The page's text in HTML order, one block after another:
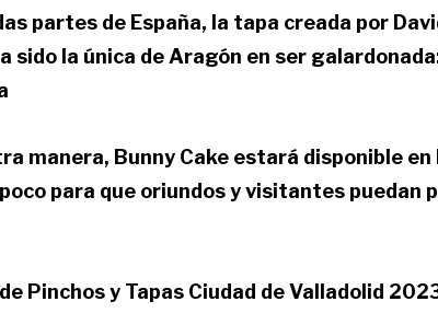
partes de España, la tapa creada por
sido la única de Aragón en ser
manera, Bunny Cake estará disponible
para que oriundos y visitantes puedan
Pinchos y Tapas Ciudad de Valladolid